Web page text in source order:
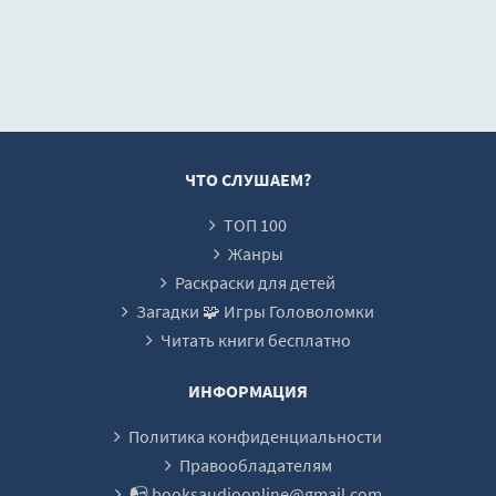
19-zhena-fiziologa
23-krepostnaja-pevica
24-krepostnaja-pevica
25-krepostnaja-pevica
ЧТО СЛУШАЕМ?
ТОП 100
Жанры
Раскраски для детей
Загадки 🧩 Игры Головоломки
Читать книги бесплатно
ИНФОРМАЦИЯ
Политика конфиденциальности
Правообладателям